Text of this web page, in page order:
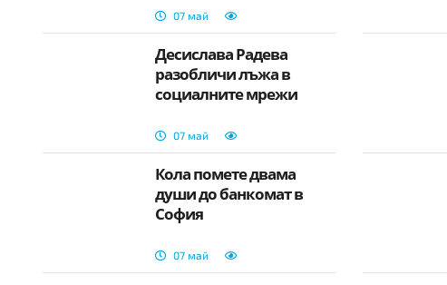
07 май
Десислава Радева
разобличи лъжа в
социалните мрежи
07 май
Кола помете двама
души до банкомат в
София
07 май